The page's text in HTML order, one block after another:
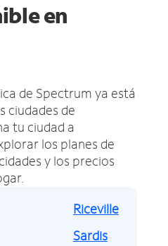
en
de Spectrum ya está
ciudades de
tu ciudad a
los planes de
y los precios
Riceville
Sardis